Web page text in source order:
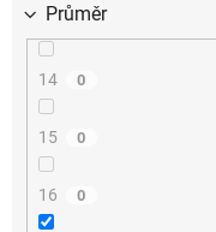
Průměr
14 0
15 0
16 0